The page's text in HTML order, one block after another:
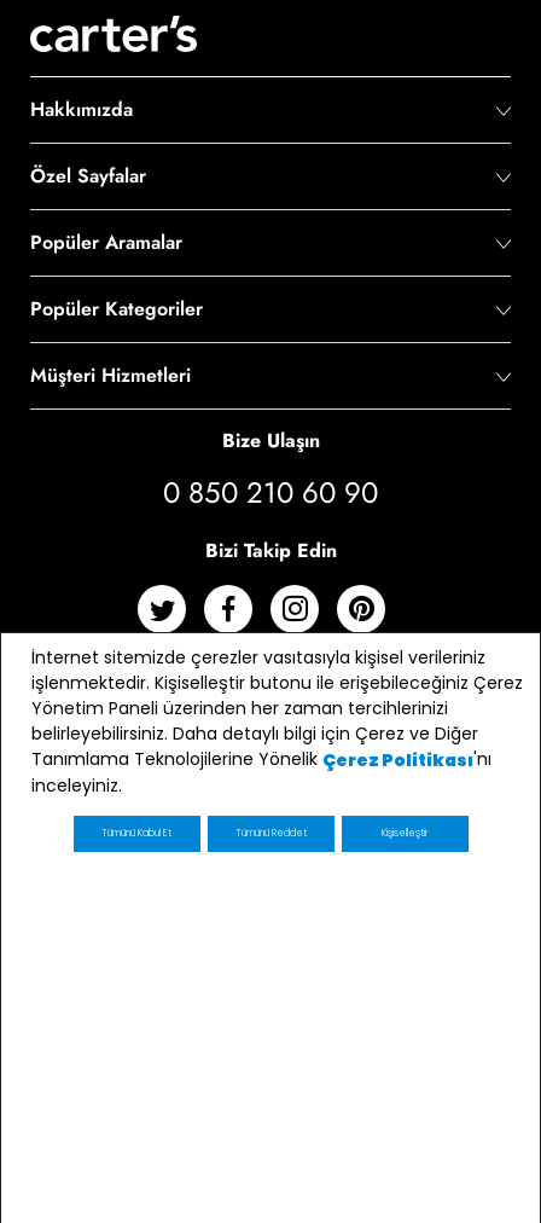
Hakkımızda
Özel Sayfalar
Popüler Aramalar
Popüler Kategoriler
Müşteri Hizmetleri
Bize Ulaşın
0 850 210 60 90
Bizi Takip Edin
İnternet sitemizde çerezler vasıtasıyla kişisel verileriniz
işlenmektedir. Kişiselleştir butonu ile erişebileceğiniz Çerez
Yönetim Paneli üzerinden her zaman tercihlerinizi
belirleyebilirsiniz. Daha detaylı bilgi için Çerez ve Diğer
Tanımlama Teknolojilerine Yönelik Çerez Politikası'nı
inceleyiniz.
Tümünü Kabul Et Tümünü Reddet Kişiselleştir